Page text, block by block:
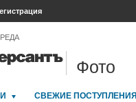
Фото
СВЕЖИЕ ПОСТУПЛЕНИЯ